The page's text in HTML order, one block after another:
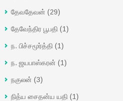
தேவதேவன் (29)
தேவேந்திர பூபதி (1)
ந. பிச்சமூர்த்தி (1)
ந. ஜயபாஸ்கரன் (1)
நகுலன் (3)
நித்ய சைதன்ய யதி (1)